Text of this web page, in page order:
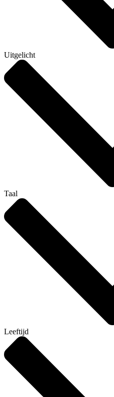
Uitgelicht
Taal
Leeftijd